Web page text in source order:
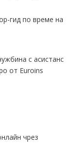
гид по време на
с асистанс
от Euroins
чрез